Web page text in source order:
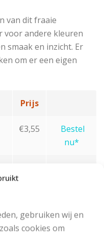
gebruiken wij en
cookies om
van dit fraaie
voor andere kleuren
smaak en inzicht. Er
om er een eigen
Prijs
€3,55
Bestel
nu*
nu*